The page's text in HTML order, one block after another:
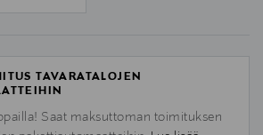
TAVARATALOJEN
Saat maksuttoman toimituksen